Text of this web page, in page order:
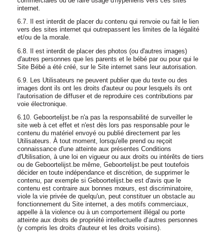
internet.
6.7. Il est interdit de placer du contenu qui renvoie ou fait le lien
vers des sites internet qui outrepassent les limites de la légalité
et/ou de la morale.
6.8. Il est interdit de placer des photos (ou d'autres images)
d'autres personnes que les parents et le bébé par ou pour qui le
Site Bébé a été créé, sur le Site internet sans leur autorisation.
6.9. Les Utilisateurs ne peuvent publier que du texte ou des
images dont ils ont les droits d'auteur ou pour lesquels ils ont
l'autorisation de diffuser et de reproduire ces contributions par
voie électronique.
6.10. Geboortelijst.be n'a pas la responsabilité de surveiller le
site web à cet effet et n'est dès lors pas responsable pour le
contenu du matériel envoyé ou publié directement par les
Utilisateurs. À tout moment, lorsqu'elle prend ou reçoit
connaissance d'une atteinte aux présentes Conditions
d'Utilisation, à une loi en vigueur ou aux droits ou intérêts de tiers
ou de Geboortelijst.be même, Geboortelijst.be peut toutefois
décider en toute indépendance et discrétion, de supprimer le
contenu, par exemple si Geboortelijst.be est d'avis que le
contenu est contraire aux bonnes mœurs, est discriminatoire,
viole la vie privée de quelqu'un, peut constituer un obstacle au
fonctionnement du Site internet, a des motifs commerciaux,
appelle à la violence ou à un comportement illégal ou porte
atteinte aux droits de propriété intellectuelle d‘autres personnes
(y compris les droits d'auteur et les droits voisins).